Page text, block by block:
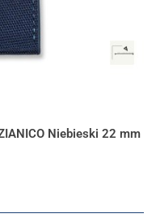
Niebieski 22 mm